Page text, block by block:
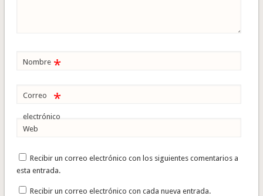
Nombre *
Correo
electrónico
*
Web
Recibir un correo electrónico con los siguientes comentarios a
esta entrada.
Recibir un correo electrónico con cada nueva entrada.